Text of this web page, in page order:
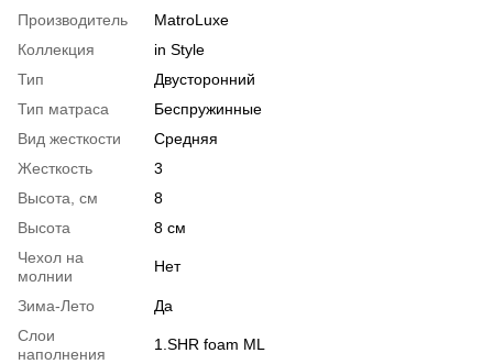
Производитель
MatroLuxe
Коллекция
in Style
Тип
Двусторонний
Тип матраса
Беспружинные
Вид жесткости
Средняя
Жесткость
3
Высота, см
8
Высота
8 см
Чехол на
молнии
Нет
Зима-Лето
Да
Слои
наполнения
1.SHR foam ML